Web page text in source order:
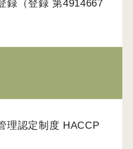
録（登録 第4914667
理認定制度 HACCP